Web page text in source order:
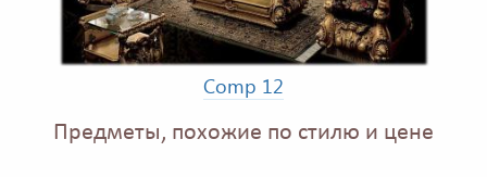
Comp 12
Предметы, похожие по стилю и цене